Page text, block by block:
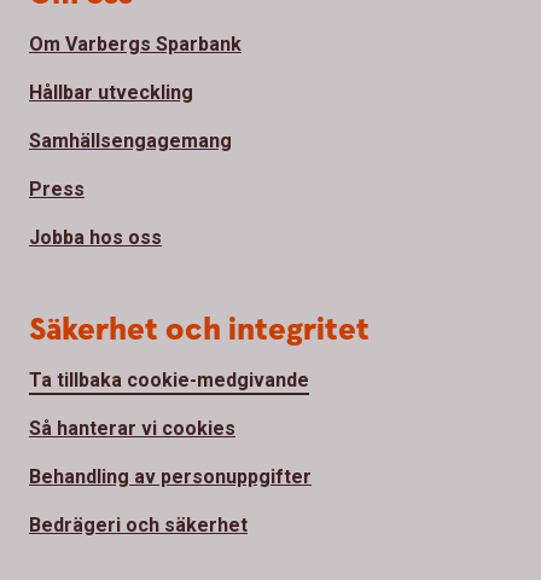
Om Varbergs Sparbank
Hållbar utveckling
Samhällsengagemang
Press
Jobba hos oss
Säkerhet och integritet
Ta tillbaka cookie-medgivande
Så hanterar vi cookies
Behandling av personuppgifter
Bedrägeri och säkerhet